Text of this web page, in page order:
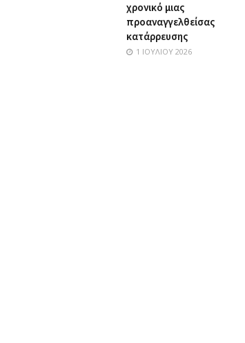
χρονικό μιας
προαναγγελθείσας
κατάρρευσης
1 ΙΟΥΛΊΟΥ 2026